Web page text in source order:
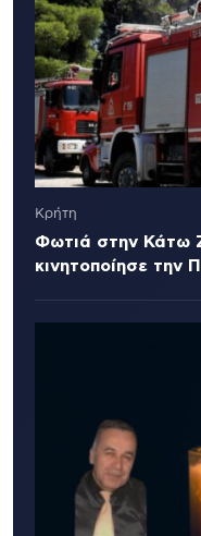
Κρήτη
Φωτιά στην Κάτω
κινητοποίησε την